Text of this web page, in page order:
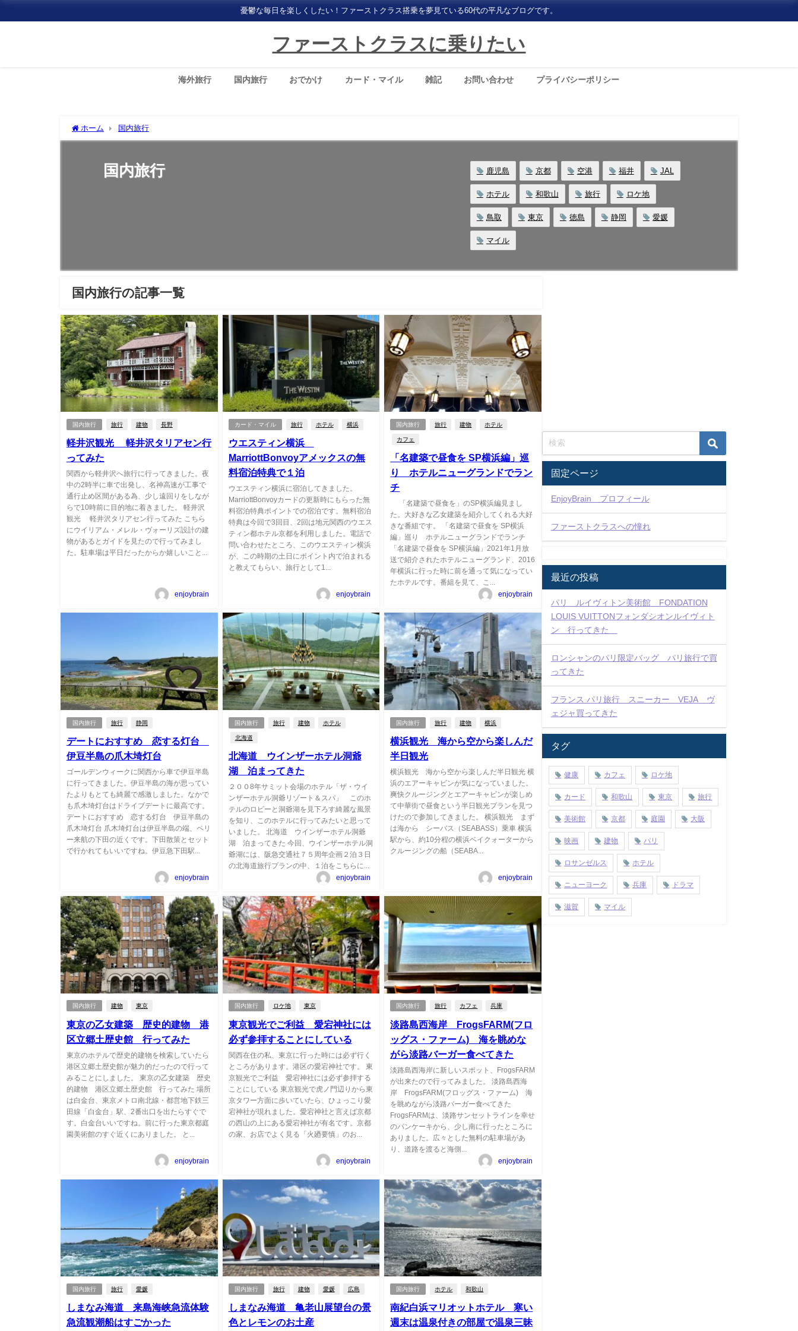
憂鬱な毎日を楽しくしたい！ファーストクラス搭乗を夢見ている60代の平凡なブログです。
ファーストクラスに乗りたい
海外旅行 国内旅行 おでかけ カード・マイル 雑記 お問い合わせ プライバシーポリシー
ホーム 国内旅行
国内旅行 鹿児島 京都 空港 福井 JAL
ホテル 和歌山 旅行 ロケ地
鳥取 東京 徳島 静岡 愛媛
マイル
国内旅行の記事一覧
国内旅行 旅行 建物 長野
軽井沢観光 軽井沢タリアセン行
ってみた
関西から軽井沢へ旅行に行ってきました。夜
中の2時半に車で出発し、名神高速が工事で
通行止め区間がある為、少し遠回りをしなが
らで10時前に目的地に着きました。 軽井沢
観光 軽井沢タリアセン行ってみた こちら
にウイリアム・メレル・ヴォーリズ設計の建
物があるとガイドを見たので行ってみまし
た。駐車場は平日だったからか嬉しいこと...
enjoybrain
カード・マイル 旅行 ホテル 横浜
ウエスティン横浜
MarriottBonvoyアメックスの無
料宿泊特典で１泊
ウエスティン横浜に宿泊してきました。
MarriottBonvoyカードの更新時にもらった無
料宿泊特典ポイントでの宿泊です。無料宿泊
特典は今回で3回目、2回は地元関西のウエス
ティン都ホテル京都を利用しました。電話で
問い合わせたところ、このウエスティン横浜
が、この時期の土日にポイント内で泊まれる
と教えてもらい、旅行として1...
enjoybrain
国内旅行 旅行 建物 ホテル
カフェ
「名建築で昼食を SP横浜編」巡
り ホテルニューグランドでラン
チ
「名建築で昼食を」のSP横浜編見まし
た。大好きな乙女建築を紹介してくれる大好
きな番組です。 「名建築で昼食を SP横浜
編」巡り ホテルニューグランドでランチ
「名建築で昼食を SP横浜編」2021年1月放
送で紹介されたホテルニューグランド、2016
年横浜に行った時に前を通って気になってい
たホテルです。番組を見て、こ...
enjoybrain
国内旅行 旅行 静岡
デートにおすすめ 恋する灯台
伊豆半島の爪木埼灯台
ゴールデンウィークに関西から車で伊豆半島
に行ってきました。伊豆半島の海が思ってい
たよりもとても綺麗で感激しました。なかで
も爪木埼灯台はドライブデートに最高です。
デートにおすすめ 恋する灯台 伊豆半島の
爪木埼灯台 爪木埼灯台は伊豆半島の端、ペリ
ー来航の下田の近くです。下田散策とセット
で行かれてもいいですね。伊豆急下田駅...
enjoybrain
国内旅行 旅行 建物 ホテル
北海道
北海道 ウインザーホテル洞爺
湖 泊まってきた
２００8年サミット会場のホテル「ザ・ウイ
ンザーホテル洞爺リゾート＆スパ」 このホ
テルのロビーと洞爺湖を見下ろす綺麗な風景
を知り、このホテルに行ってみたいと思って
いました。 北海道 ウインザーホテル洞爺
湖 泊まってきた 今回、ウインザーホテル洞
爺湖には、阪急交通社７５周年企画２泊３日
の北海道旅行プランの中、１泊をこちらに...
enjoybrain
国内旅行 旅行 建物 横浜
横浜観光 海から空から楽しんだ
半日観光
横浜観光 海から空から楽しんだ半日観光 横
浜のエアーキャビンが気になっていました。
爽快クルージングとエアーキャビンが楽しめ
て中華街で昼食という半日観光プランを見つ
けたので参加してきました。 横浜観光 まず
は海から シーバス（SEABASS）乗車 横浜
駅から、約10分程の横浜ベイクォーターから
クルージングの船（SEABA...
enjoybrain
国内旅行 建物 東京
東京の乙女建築 歴史的建物 港
区立郷土歴史館 行ってみた
東京のホテルで歴史的建物を検索していたら
港区立郷土歴史館が魅力的だったので行って
みることにしました。 東京の乙女建築 歴史
的建物 港区立郷土歴史館 行ってみた 場所
は白金台、東京メトロ南北線・都営地下鉄三
田線「白金台」駅、2番出口を出たらすぐで
す。白金台いいですね。前に行った東京都庭
園美術館のすぐ近くにありました。 と...
enjoybrain
国内旅行 ロケ地 東京
東京観光でご利益 愛宕神社には
必ず参拝することにしている
関西在住の私、東京に行った時には必ず行く
ところがあります。港区の愛宕神社です。 東
京観光でご利益 愛宕神社には必ず参拝する
ことにしている 東京観光で虎ノ門辺りから東
京タワー方面に歩いていたら、ひょっこり愛
宕神社が現れました。愛宕神社と言えば京都
の西山の上にある愛宕神社が有名です。京都
の家、お店でよく見る「火廼要慎」のお...
enjoybrain
国内旅行 旅行 カフェ 兵庫
淡路島西海岸 FrogsFARM(フロ
ッグス・ファーム) 海を眺めな
がら淡路バーガー食べてきた
淡路島西海岸に新しいスポット、FrogsFARM
が出来たので行ってみました。 淡路島西海
岸 FrogsFARM(フロッグス・ファーム) 海
を眺めながら淡路バーガー食べてきた
FrogsFARMは、淡路サンセットラインを幸せ
のパンケーキから、少し南に行ったところに
ありました。広々とした無料の駐車場があ
り、道路を渡ると海側...
enjoybrain
国内旅行 旅行 愛媛
しまなみ海道 来島海峡急流体験
急流観潮船はすごかった
国内旅行 旅行 建物 愛媛 広島
しまなみ海道 亀老山展望台の景
色とレモンのお土産
国内旅行 ホテル 和歌山
南紀白浜マリオットホテル 寒い
週末は温泉付きの部屋で温泉三昧
固定ページ
EnjoyBrain プロフィール
ファーストクラスへの憧れ
最近の投稿
パリ ルイヴィトン美術館 FONDATION
LOUIS VUITTONフォンダシオンルイヴィト
ン 行ってきた
ロンシャンのパリ限定バッグ パリ旅行で買
ってきた
フランス パリ旅行 スニーカー VEJA ヴ
ェジャ買ってきた
タグ
健康 カフェ ロケ地
カード 和歌山 東京 旅行
美術館 京都 庭園 大阪
映画 建物 パリ
ロサンゼルス ホテル
ニューヨーク 兵庫 ドラマ
滋賀 マイル